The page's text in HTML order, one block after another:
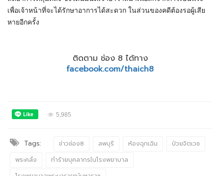
เพื่อเจ้าหน้าที่จะได้รักษาอาการได้สะดวก ในส่วนของคดีต้องรอผู้เสีย
หายอีกครั้ง
ติดตาม ช่อง 8 ได้ทาง
facebook.com/thaich8
5,985
Tags: ข่าวช่อง8 ลพบุรี ห้องฉุกเฉิน
ป่วยจิตเวช
พระคลั่ง
ทำร้ายบุคลากรในโรงพยาบาล